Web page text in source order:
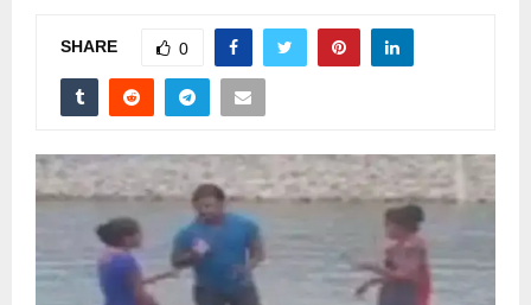
SHARE 0